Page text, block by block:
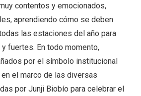
contentos y emocionados,
aprendiendo cómo se deben
las estaciones del año para
fuertes. En todo momento,
por el símbolo institucional
el marco de las diversas
por Junji Biobío para celebrar el